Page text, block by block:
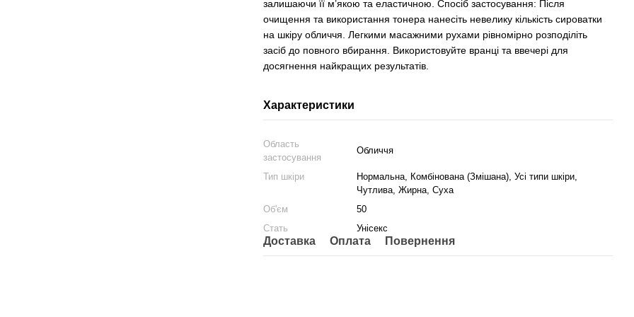
залишаючи її м’якою та еластичною. Спосіб застосування: Після
очищення та використання тонера нанесіть невелику кількість сироватки
на шкіру обличчя. Легкими масажними рухами рівномірно розподіліть
засіб до повного вбирання. Використовуйте вранці та ввечері для
досягнення найкращих результатів.
Характеристики
Область
застосування
Обличчя
Тип шкіри
Нормальна, Комбінована (Змішана), Усі типи шкіри,
Чутлива, Жирна, Суха
Об'єм
50
Стать
Унісекс
Доставка Оплата Повернення